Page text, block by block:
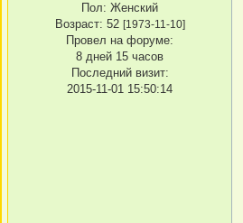
Пол: Женский
Возраст: 52 [1973-11-10]
Провел на форуме:
8 дней 15 часов
Последний визит:
2015-11-01 15:50:14